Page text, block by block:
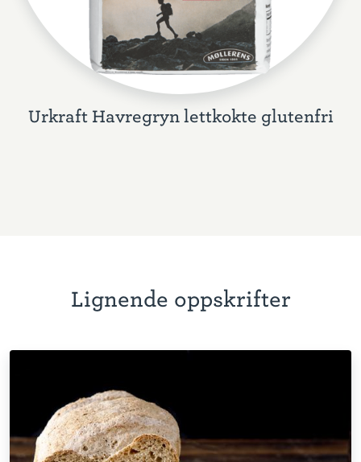
Urkraft Havregryn lettkokte glutenfri
Lignende oppskrifter